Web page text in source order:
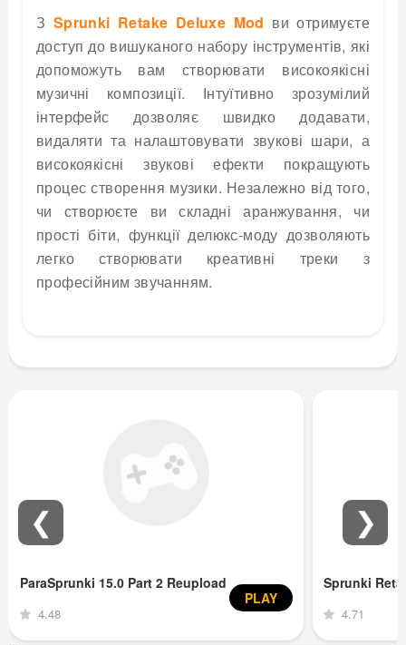
З Sprunki Retake Deluxe Mod ви отримуєте
доступ до вишуканого набору інструментів, які
допоможуть вам створювати високоякісні
музичні композиції. Інтуїтивно зрозумілий
інтерфейс дозволяє швидко додавати,
видаляти та налаштовувати звукові шари, а
високоякісні звукові ефекти покращують
процес створення музики. Незалежно від того,
чи створюєте ви складні аранжування, чи
прості біти, функції делюкс-моду дозволяють
легко створювати креативні треки з
професійним звучанням.
ParaSprunki 15.0 Part 2 Reupload
4.48
PLAY
Sprunki
4.71
❮ ❯